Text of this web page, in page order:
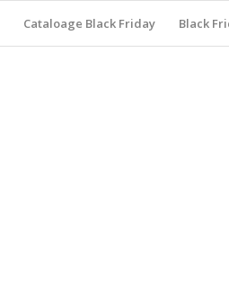
Cataloage Black Friday Black